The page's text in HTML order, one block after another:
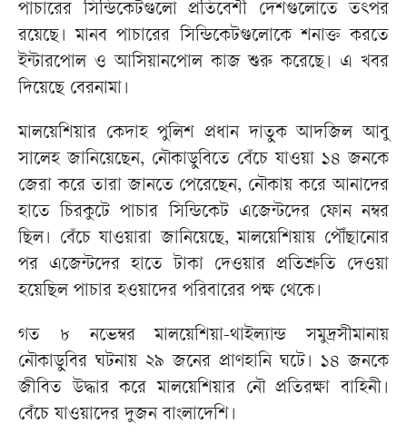
পাচারের সিন্ডিকেটগুলো প্রতিবেশী দেশগুলোতে তৎপর
রয়েছে। মানব পাচারের সিন্ডিকেটগুলোকে শনাক্ত করতে
ইন্টারপোল ও আসিয়ানপোল কাজ শুরু করেছে। এ খবর
দিয়েছে বেরনামা।
মালয়েশিয়ার কেদাহ পুলিশ প্রধান দাতুক আদজিল আবু
সালেহ জানিয়েছেন, নৌকাডুবিতে বেঁচে যাওয়া ১৪ জনকে
জেরা করে তারা জানতে পেরেছেন, নৌকায় করে আনাদের
হাতে চিরকুটে পাচার সিন্ডিকেট এজেন্টদের ফোন নম্বর
ছিল। বেঁচে যাওয়ারা জানিয়েছে, মালয়েশিয়ায় পৌঁছানোর
পর এজেন্টদের হাতে টাকা দেওয়ার প্রতিশ্রুতি দেওয়া
হয়েছিল পাচার হওয়াদের পরিবারের পক্ষ থেকে।
গত ৮ নভেম্বর মালয়েশিয়া-থাইল্যান্ড সমুদ্রসীমানায়
নৌকাডুবির ঘটনায় ২৯ জনের প্রাণহানি ঘটে। ১৪ জনকে
জীবিত উদ্ধার করে মালয়েশিয়ার নৌ প্রতিরক্ষা বাহিনী।
বেঁচে যাওয়াদের দুজন বাংলাদেশি।